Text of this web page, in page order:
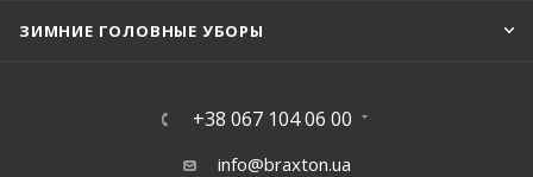
ЗИМНИЕ ГОЛОВНЫЕ УБОРЫ
+38 067 104 06 00
info@braxton.ua